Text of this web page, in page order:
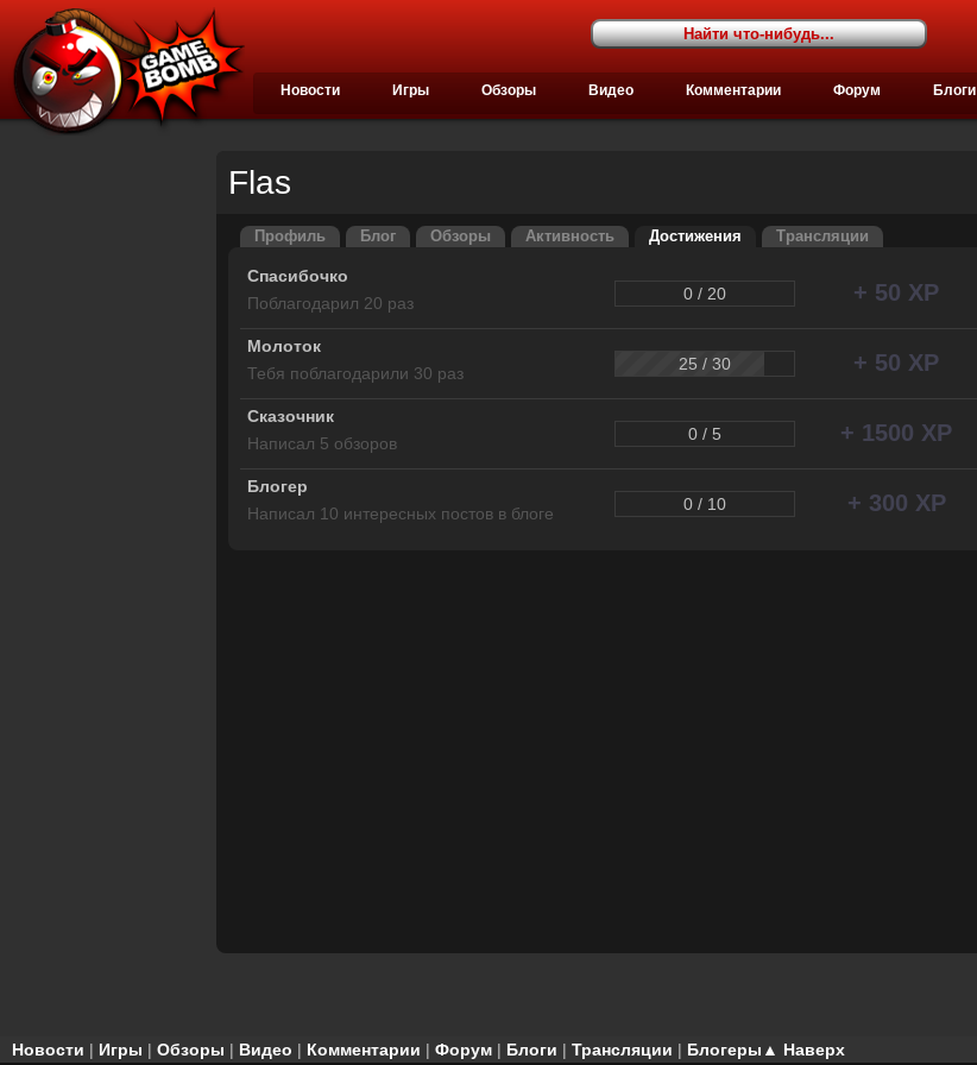
Новости Игры Обзоры Видео Комментарии Форум Блоги
Flas
Профиль Блог Обзоры Активность Достижения Трансляции
Спасибочко
Поблагодарил 20 раз
0 / 20 + 50 XP
Молоток
Тебя поблагодарили 30 раз
25 / 30 + 50 XP
Сказочник
Написал 5 обзоров
0 / 5 + 1500 XP
Блогер
Написал 10 интересных постов в блоге
0 / 10 + 300 XP
▲ Наверх
Новости | Игры | Обзоры | Видео | Комментарии | Форум | Блоги | Трансляции | Блогеры